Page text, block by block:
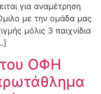
για αναμέτρηση
με την ομάδα μας
μόλις 3 παιχνίδια
ΟΦΗ